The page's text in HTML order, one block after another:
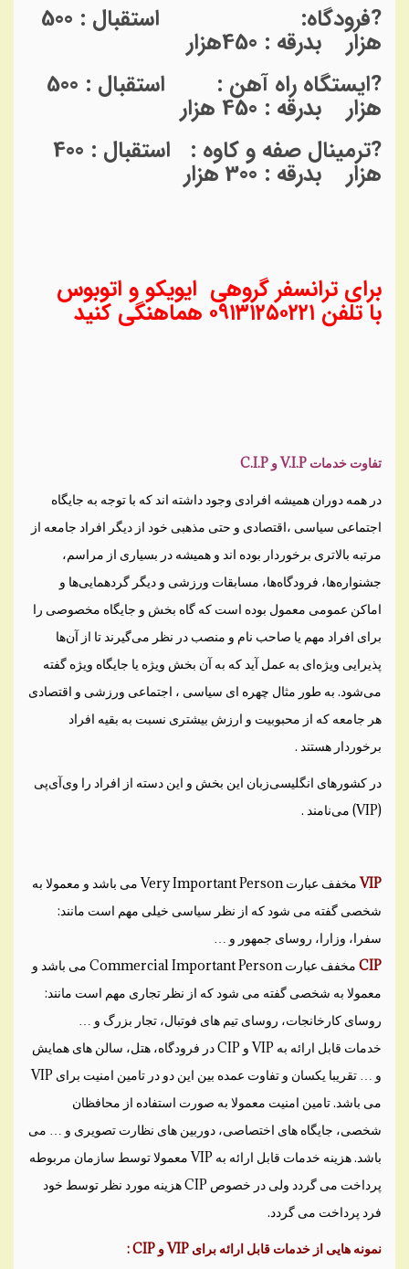
?فرودگاه: استقبال : 500
هزار بدرقه : 450هزار
?ایستگاه راه آهن : استقبال : 500
هزار بدرقه : 450 هزار
هزار بدرقه : 300 هزار
برای ترانسفر گروهی ایویکو و اتوبوس
با تلفن ۰۹۱۳۱۲۵۰۲۲۱ هماهنگی کنید
تفاوت خدمات V.I.P و C.I.P
در همه دوران همیشه افرادی وجود داشته اند که با توجه به جایگاه
اجتماعی سیاسی ،اقتصادی و حتی مذهبی خود از دیگر افراد جامعه از
مرتبه بالاتری برخوردار بوده اند و همیشه در بسیاری از مراسم،
جشنواره‌ها، فرودگاه‌ها، مسابقات ورزشی و دیگر گردهمایی‌ها و
اماکن عمومی معمول بوده است که گاه بخش و جایگاه مخصوصی را
برای افراد مهم یا صاحب نام و منصب در نظر می‌گیرند تا از آن‌ها
پذیرایی ویژه‌ای به عمل آید که به آن بخش ویژه یا جایگاه ویژه گفته
می‌شود. به طور مثال چهره ای سیاسی ، اجتماعی ورزشی و اقتصادی
هر جامعه که از محبوبیت و ارزش بیشتری نسبت به بقیه افراد
برخوردار هستند .
در کشورهای انگلیسی‌زبان این بخش و این دسته از افراد را وی‌آی‌پی
(VIP) می‌نامند .
VIP
مخفف عبارت Very Important Person می باشد و معمولا به
شخصی گفته می شود که از نظر سیاسی خیلی مهم است مانند:
سفرا، وزارا، روسای جمهور و …
CIP
مخفف عبارت Commercial Important Person می باشد و
معمولا به شخصی گفته می شود که از نظر تجاری مهم است مانند:
روسای کارخانجات، روسای تیم های فوتبال، تجار بزرگ و …
خدمات قابل ارائه به VIP و CIP در فرودگاه، هتل، سالن های همایش
و … تقریبا یکسان و تفاوت عمده بین این دو در تامین امنیت برای VIP
می باشد. تامین امنیت معمولا به صورت استفاده از محافظان
شخصی، جایگاه های اختصاصی، دوربین های نظارت تصویری و … می
باشد. هزینه خدمات قابل ارائه به VIP معمولا توسط سازمان مربوطه
پرداخت می گردد ولی در خصوص CIP هزینه مورد نظر توسط خود
فرد پرداخت می گردد.
نمونه هایی از خدمات قابل ارائه برای VIP و CIP :